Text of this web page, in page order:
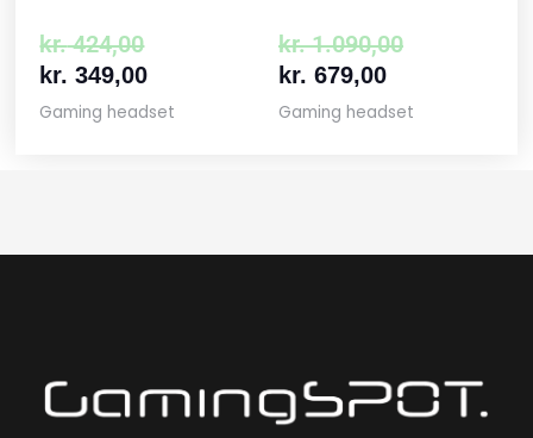
kr.424,00
kr. 349,00
Gaming headset
kr.1.090,00
kr. 679,00
Gaming headset